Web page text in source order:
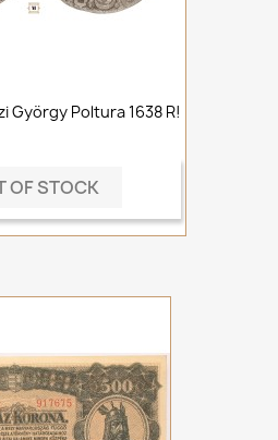
György Poltura 1638 R!
OF STOCK